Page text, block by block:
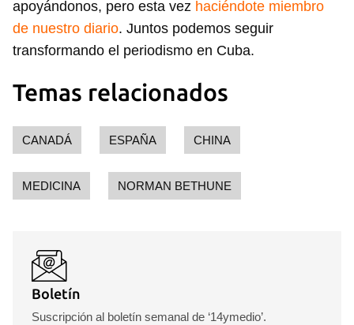
apoyándonos, pero esta vez haciéndote miembro
de nuestro diario. Juntos podemos seguir
transformando el periodismo en Cuba.
Temas relacionados
CANADÁ ESPAÑA CHINA
MEDICINA NORMAN BETHUNE
Boletín
Suscripción al boletín semanal de ‘14ymedio’.